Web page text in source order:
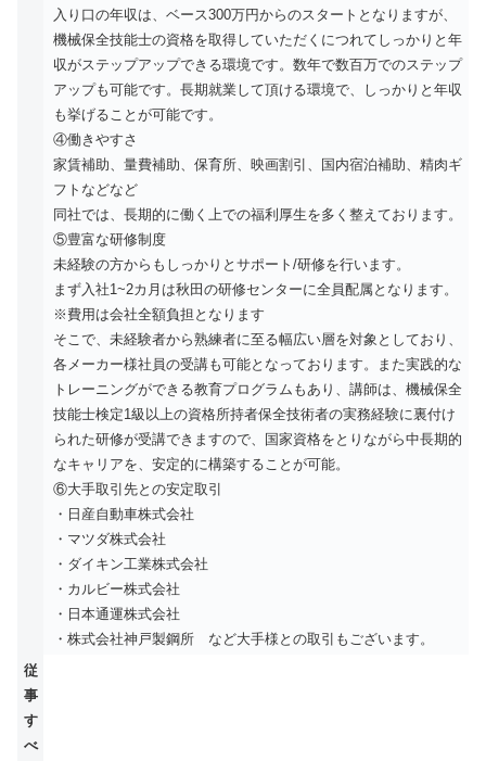
入り口の年収は、ベース300万円からのスタートとなりますが、
機械保全技能士の資格を取得していただくにつれてしっかりと年
収がステップアップできる環境です。数年で数百万でのステップ
アップも可能です。長期就業して頂ける環境で、しっかりと年収
も挙げることが可能です。
④働きやすさ
家賃補助、量費補助、保育所、映画割引、国内宿泊補助、精肉ギ
フトなどなど
同社では、長期的に働く上での福利厚生を多く整えております。
⑤豊富な研修制度
未経験の方からもしっかりとサポート/研修を行います。
まず入社1~2カ月は秋田の研修センターに全員配属となります。
※費用は会社全額負担となります
そこで、未経験者から熟練者に至る幅広い層を対象としており、
各メーカー様社員の受講も可能となっております。また実践的な
トレーニングができる教育プログラムもあり、講師は、機械保全
技能士検定1級以上の資格所持者保全技術者の実務経験に裏付け
られた研修が受講できますので、国家資格をとりながら中長期的
なキャリアを、安定的に構築することが可能。
⑥大手取引先との安定取引
・日産自動車株式会社
・マツダ株式会社
・ダイキン工業株式会社
・カルビー株式会社
・日本通運株式会社
・株式会社神戸製鋼所 など大手様との取引もございます。
従
事
す
べ